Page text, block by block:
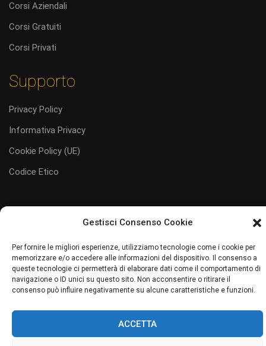
Gestisci Consenso Cookie
Per fornire le migliori esperienze, utilizziamo tecnologie come i cookie per
memorizzare e/o accedere alle informazioni del dispositivo. Il consenso a
queste tecnologie ci permetterà di elaborare dati come il comportamento di
navigazione o ID unici su questo sito. Non acconsentire o ritirare il
consenso può influire negativamente su alcune caratteristiche e funzioni.
ACCETTA
Corsi Aziendali
Corsi Gratuiti
Corsi Privati
Supporto
Privacy Policy
Informativa Privacy
Cookie Policy (UE)
Codice Etico
#juliaservicei servizi al tuo servizio
Sito web realizzato da Junior Web